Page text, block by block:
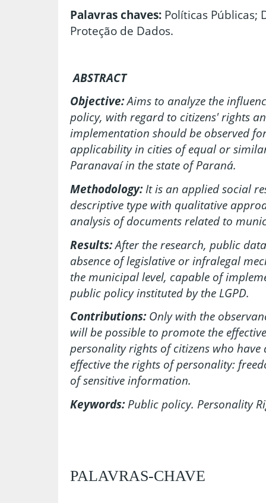
Palavras chaves: Políticas Públicas;
Proteção de Dados.
ABSTRACT
Objective:Aims to analyze the
policy, with regard to citizens' rights
implementation should be observed
applicability in cities of equal or
Paranavaí in the state of Paraná.
Methodology:It is an applied social
descriptive type with qualitative
analysis of documents related to
Results:After the research, public
absence of legislative or infralegal
the municipal level, capable of
public policy instituted by the LGPD.
Contributions:Only with the
will be possible to promote the
personality rights of citizens who
effective the rights of personality:
of sensitive information.
Keywords:Public policy. Personality
PALAVRAS-CHAVE